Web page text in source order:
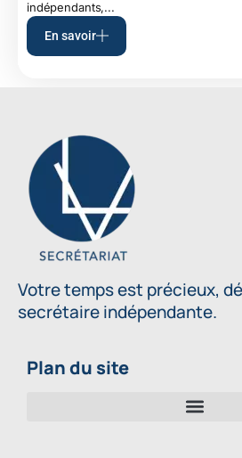
indépendants,...
En savoir
Votre temps est précieux,
secrétaire indépendante.
Plan du site